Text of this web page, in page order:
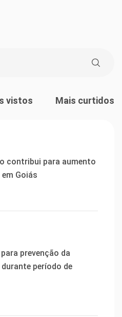
vistos Mais curtidos
contribui para aumento
Goiás
prevenção da
período de